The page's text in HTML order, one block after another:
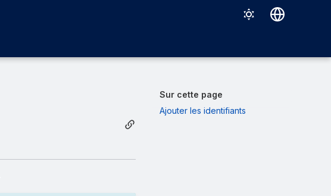
Français
Sur cette page
Ajouter les identifiants